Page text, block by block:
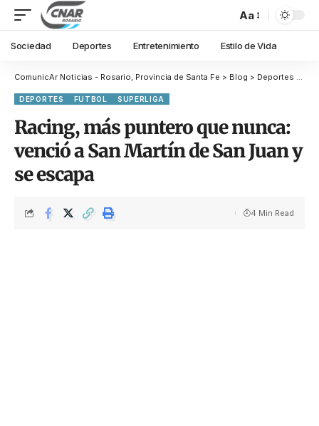
Aa
Sociedad Deportes Entretenimiento Estilo de Vida
ComunicAr Noticias - Rosario, Provincia de Santa Fe > Blog > Deportes
DEPORTES FUTBOL SUPERLIGA
Racing, más puntero que nunca:
venció a San Martín de San Juan y
se escapa
4 Min Read